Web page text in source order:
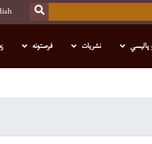
پالیسي نشریات فرصتونه